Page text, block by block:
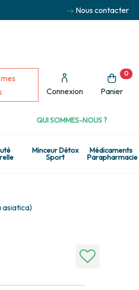
Nous contacter
Connexion Panier
0
QUI SOMMES-NOUS ?
Minceur Détox
Sport
Médicaments
Parapharmacie
asiatica)